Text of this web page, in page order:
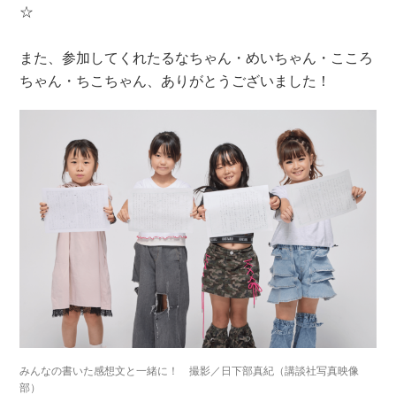
☆
また、参加してくれたるなちゃん・めいちゃん・こころ
ちゃん・ちこちゃん、ありがとうございました！
みんなの書いた感想文と一緒に！ 撮影／日下部真紀（講談社写真映像
部）